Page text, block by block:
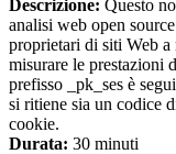
Descrizione: Questo
analisi web open
proprietari di siti Web
misurare le prestazioni
prefisso _pk_ses è
si ritiene sia un codice
cookie.
Durata: 30 minuti